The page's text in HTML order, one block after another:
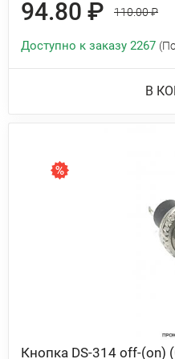
94.80 ₽ 110.00 ₽
Доступно к заказу 2267
В
Кнопка DS-314 off-(on)